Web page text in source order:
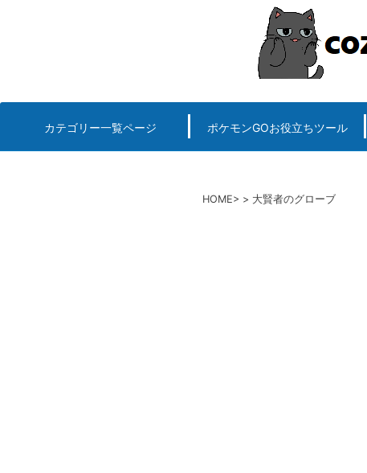
へ
カテゴリー一覧ページ ポケモンGOお役立ちツール
HOME 大賢者のグローブ